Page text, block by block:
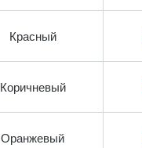
Красный
Коричневый
Оранжевый